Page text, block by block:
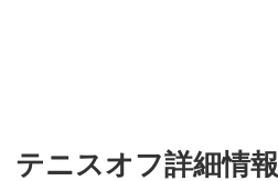
テニスオフ詳細情報